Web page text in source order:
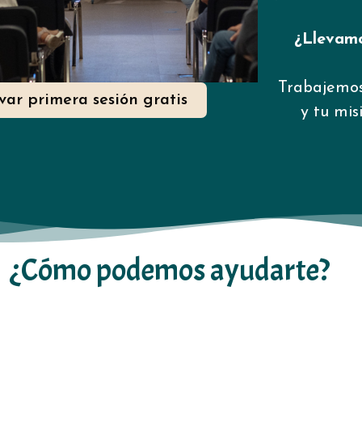
primera sesión gratis
y tu
¿Cómo podemos ayudarte?